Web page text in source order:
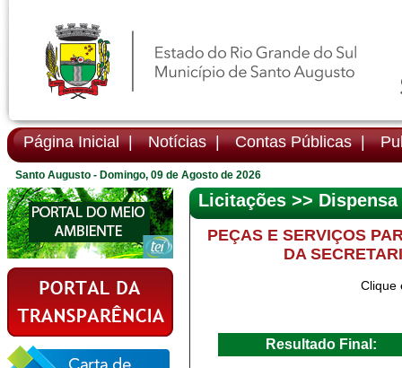
Página Inicial | Notícias | Contas Públicas |
Santo Augusto - Domingo, 09 de Agosto de 2026
Licitações >> Dispensa
PEÇAS E SERVIÇOS
DA
Clique
Resultado Final: